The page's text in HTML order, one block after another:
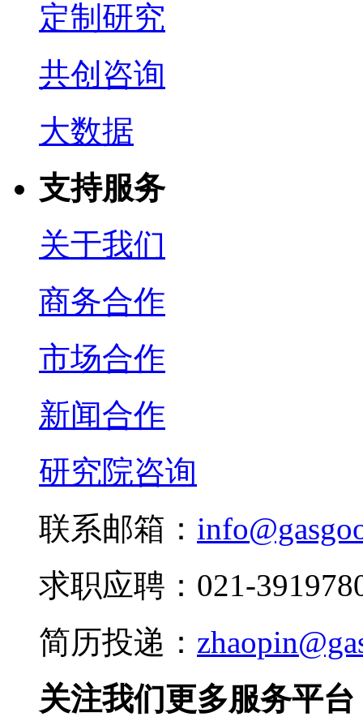
定制研究
共创咨询
大数据
支持服务
关于我们
商务合作
市场合作
新闻合作
研究院咨询
联系邮箱：
求职应聘：021-
简历投递：
关注我们更多服务平台